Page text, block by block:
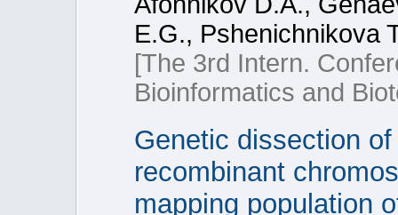
E.G., Pshenichnikova
[The 3rd Intern.
Bioinformatics and
Genetic dissection
recombinant
mapping population